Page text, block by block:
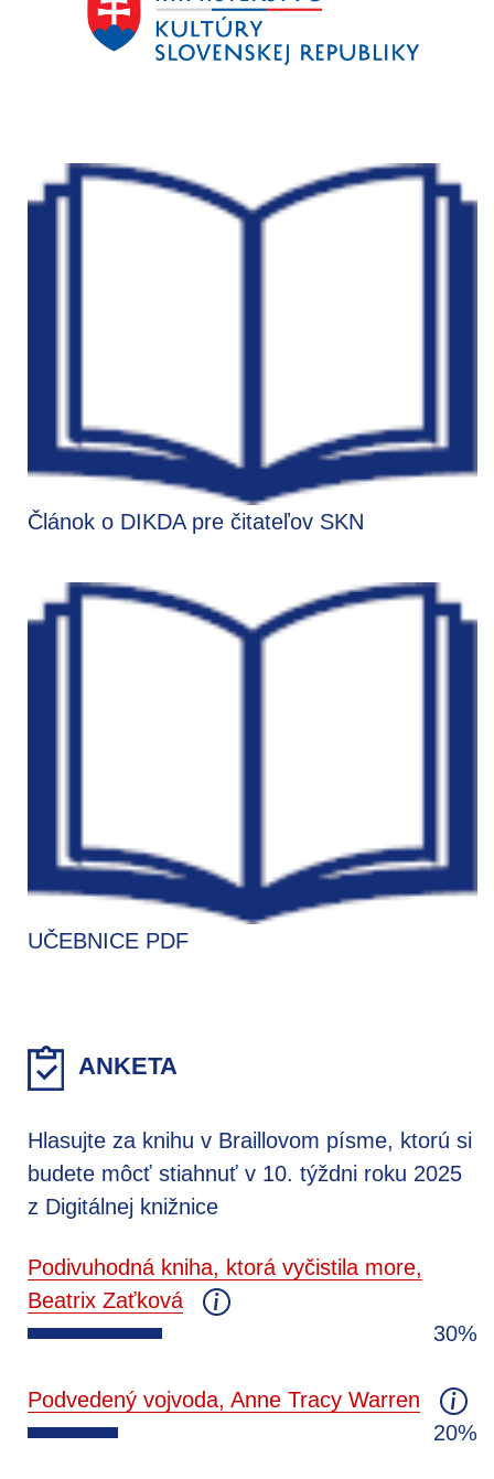
Článok o DIKDA pre čitateľov SKN
UČEBNICE PDF
ANKETA
Hlasujte za knihu v Braillovom písme, ktorú si
budete môcť stiahnuť v 10. týždni roku 2025
z Digitálnej knižnice
Podivuhodná kniha, ktorá vyčistila more,
Beatrix Zaťková
30%
Podvedený vojvoda, Anne Tracy Warren
20%